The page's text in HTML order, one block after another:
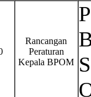
Rancangan
Peraturan
Kepala BPOM